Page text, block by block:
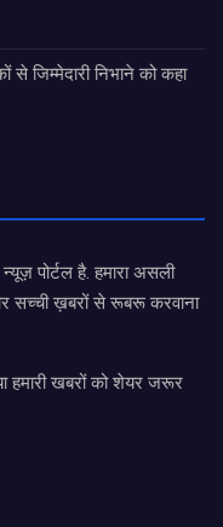
से जिम्मेदारी निभाने को कहा
पोर्टल है. हमारा असली
सच्ची ख़बरों से रूबरू करवाना
हमारी खबरों को शेयर जरूर